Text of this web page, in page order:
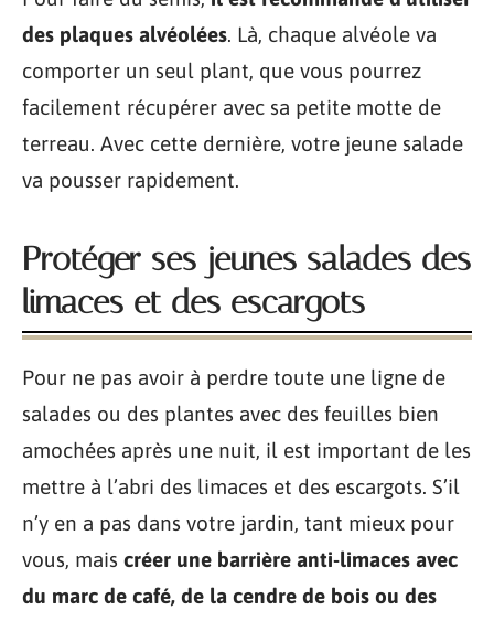
des plaques alvéolées. Là, chaque alvéole va
comporter un seul plant, que vous pourrez
facilement récupérer avec sa petite motte de
terreau. Avec cette dernière, votre jeune salade
va pousser rapidement.
Protéger ses jeunes salades des
limaces et des escargots
Pour ne pas avoir à perdre toute une ligne de
salades ou des plantes avec des feuilles bien
amochées après une nuit, il est important de les
mettre à l’abri des limaces et des escargots. S’il
n’y en a pas dans votre jardin, tant mieux pour
vous, mais créer une barrière anti-limaces avec
du marc de café, de la cendre de bois ou des